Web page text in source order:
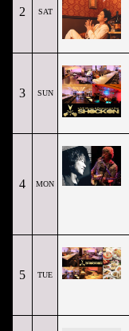
2 SAT
3 SUN
4 MON
5 TUE